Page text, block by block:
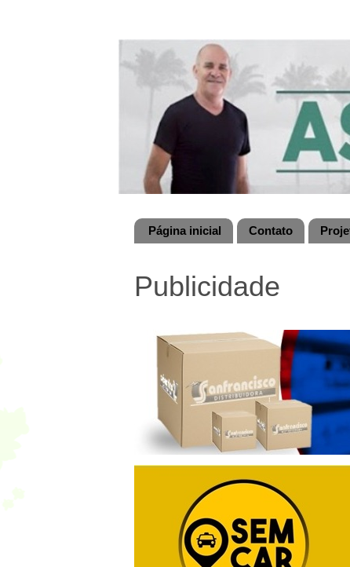
Página inicial Contato
Publicidade